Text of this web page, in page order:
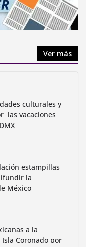
Ver más
culturales y
las vacaciones
estampillas
la
México
a la
Coronado por